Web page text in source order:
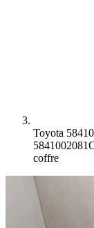
Toyota
coffre